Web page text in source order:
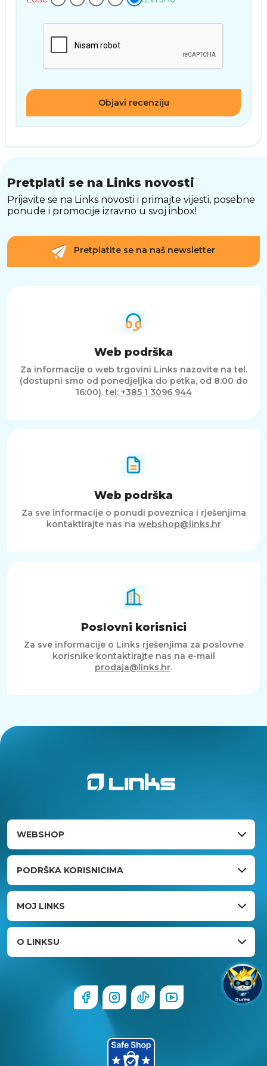
Objavi recenziju
Pretplati se na Links novosti
Prijavite se na Links novosti i primajte vijesti, posebne
ponude i promocije izravno u svoj inbox!
Pretplatite se na naš newsletter
Web podrška
Za informacije o web trgovini Links nazovite na tel.
(dostupni smo od ponedjeljka do petka, od 8:00 do
16:00).tel: +385 1 3096 944
Web podrška
Za sve informacije o ponudi poveznica i rješenjima
kontaktirajte nas na webshop@links.hr
Poslovni korisnici
Za sve informacije o Links rješenjima za poslovne
korisnike kontaktirajte nas na e-mail
prodaja@links.hr.
WEBSHOP
PODRŠKA KORISNICIMA
MOJ LINKS
O LINKSU